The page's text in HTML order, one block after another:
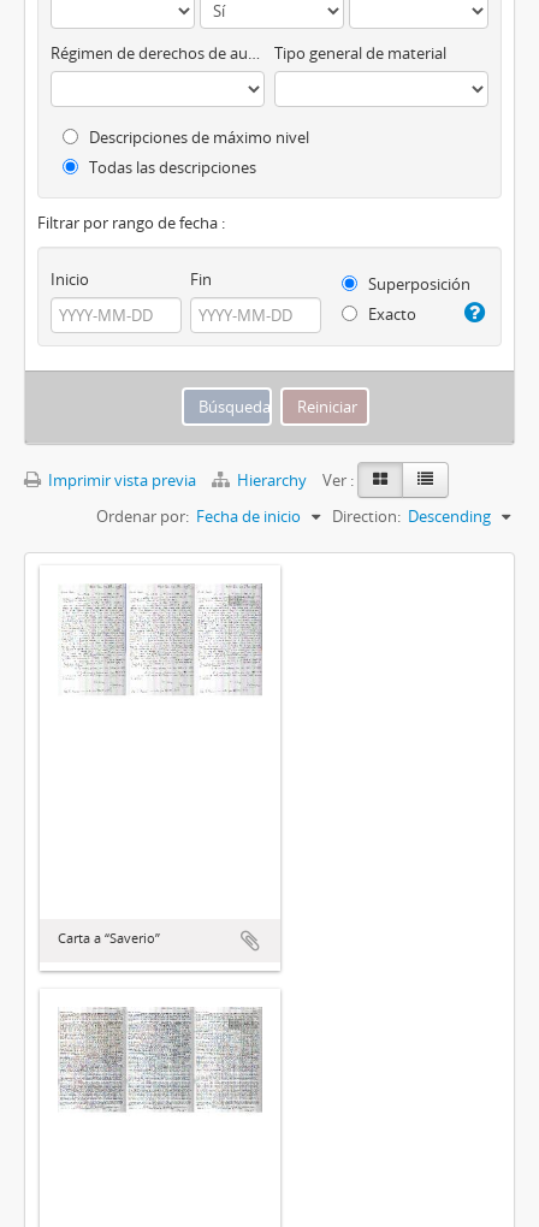
Régimen de derechos de autor Tipo general de material
Descripciones de máximo nivel
Todas las descripciones
Filtrar por rango de fecha :
Inicio Fin
Superposición
Exacto
Imprimir vista previa Hierarchy
Ver :
Ordenar por: Fecha de inicio Direction: Descending
Carta a “Saverio”